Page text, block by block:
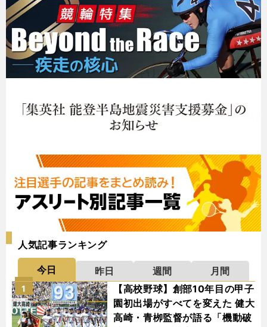
人気記事ランキング
今日 昨日 週間
月間
【高校野球】創部10年目の甲子
園初出場がすべてを変えた 健大
高崎・青栁監督が語る「機動破
1